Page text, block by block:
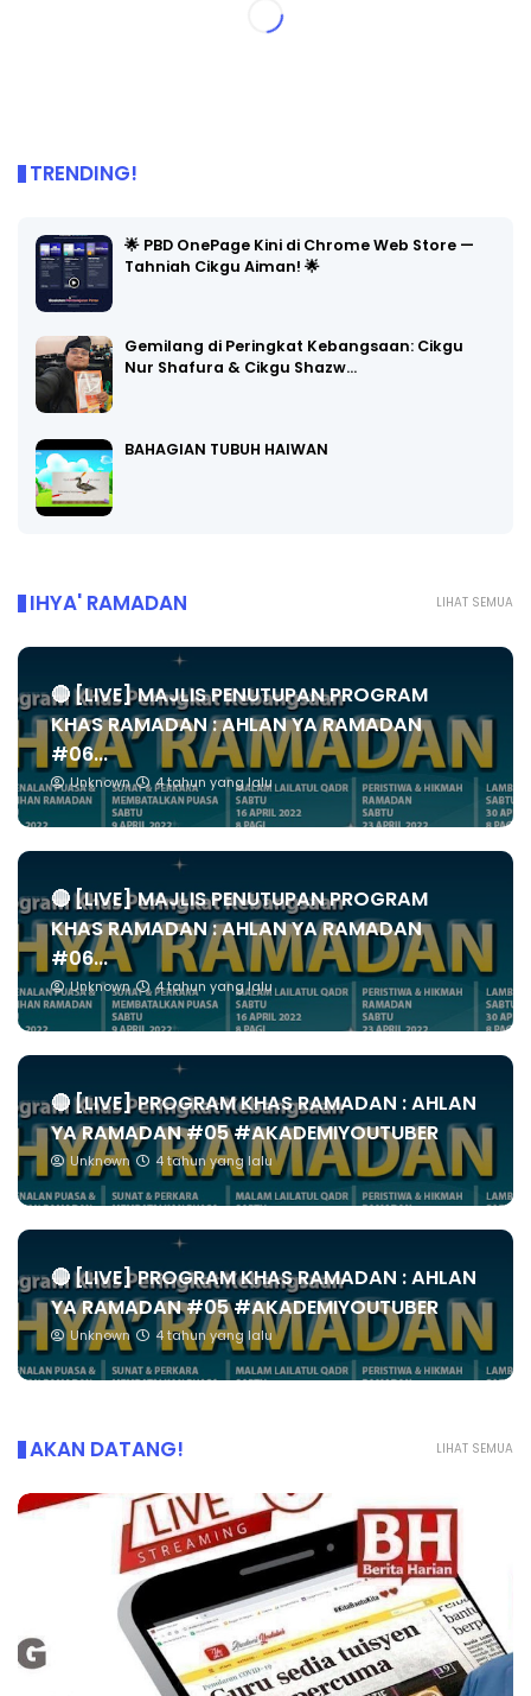
TRENDING!
🌟 PBD OnePage Kini di Chrome Web Store —
Tahniah Cikgu Aiman! 🌟
Gemilang di Peringkat Kebangsaan: Cikgu
Nur Shafura & Cikgu Shazw…
BAHAGIAN TUBUH HAIWAN
LIHAT SEMUA
IHYA' RAMADAN
🔴 [LIVE] MAJLIS PENUTUPAN PROGRAM
KHAS RAMADAN : AHLAN YA RAMADAN
#06...
Unknown 4 tahun yang lalu
🔴 [LIVE] MAJLIS PENUTUPAN PROGRAM
KHAS RAMADAN : AHLAN YA RAMADAN
#06...
Unknown 4 tahun yang lalu
🔴 [LIVE] PROGRAM KHAS RAMADAN : AHLAN
YA RAMADAN #05 #AKADEMIYOUTUBER
Unknown 4 tahun yang lalu
🔴 [LIVE] PROGRAM KHAS RAMADAN : AHLAN
YA RAMADAN #05 #AKADEMIYOUTUBER
Unknown 4 tahun yang lalu
LIHAT SEMUA
AKAN DATANG!